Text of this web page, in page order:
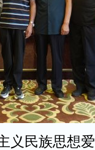
义民族思想